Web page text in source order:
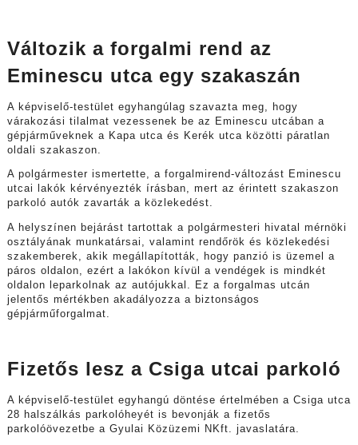
Változik a forgalmi rend az
Eminescu utca egy szakaszán
A képviselő-testület egyhangúlag szavazta meg, hogy
várakozási tilalmat vezessenek be az Eminescu utcában a
gépjárműveknek a Kapa utca és Kerék utca közötti páratlan
oldali szakaszon.
A polgármester ismertette, a forgalmirend-változást Eminescu
utcai lakók kérvényezték írásban, mert az érintett szakaszon
parkoló autók zavarták a közlekedést.
A helyszínen bejárást tartottak a polgármesteri hivatal mérnöki
osztályának munkatársai, valamint rendőrök és közlekedési
szakemberek, akik megállapították, hogy panzió is üzemel a
páros oldalon, ezért a lakókon kívül a vendégek is mindkét
oldalon leparkolnak az autójukkal. Ez a forgalmas utcán
jelentős mértékben akadályozza a biztonságos
gépjárműforgalmat.
Fizetős lesz a Csiga utcai parkoló
A képviselő-testület egyhangú döntése értelmében a Csiga utca
28 halszálkás parkolóheyét is bevonják a fizetős
parkolóövezetbe a Gyulai Közüzemi NKft. javaslatára.